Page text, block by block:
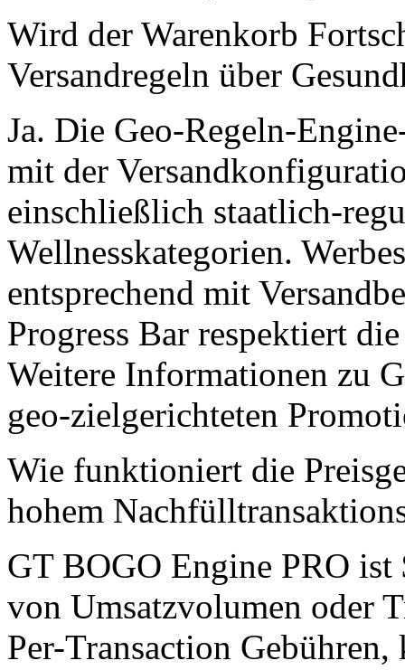
Wird der Warenkorb
Versandregeln über
Ja. Die Geo-Regeln-
mit der
einschließlich staatlich-
Wellnesskategorien.
entsprechend mit
Progress Bar respektiert
Weitere Informationen zu
geo-zielgerichteten
Wie funktioniert die
hohem
GT BOGO Engine PRO
von Umsatzvolumen oder
Per-Transaction